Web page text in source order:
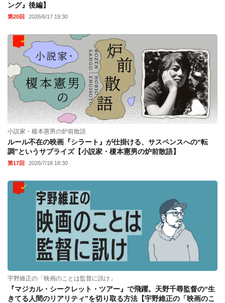
ング』後編】
第20回 2026/6/17 19:30
小説家・榎本憲男の炉前散語
ルール不在の映画『シラート』が仕掛ける、サスペンスへの“転
調”というサプライズ【小説家・榎本憲男の炉前散語】
第17回 2026/7/18 18:30
宇野維正の「映画のことは監督に訊け」
『マジカル・シークレット・ツアー』で飛躍。天野千尋監督の“生
きてる人間のリアリティ”を切り取る方法【宇野維正の「映画のこ